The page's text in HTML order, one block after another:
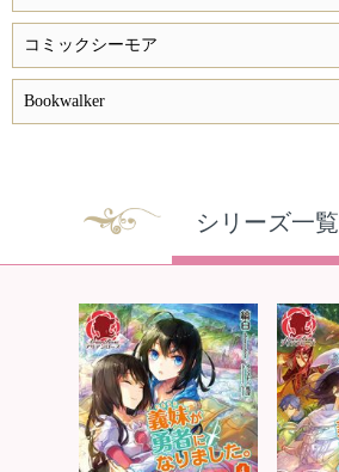
コミックシーモア
Bookwalker
シリーズ一覧